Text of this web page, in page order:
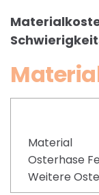
Material
Osterhase
Weitere